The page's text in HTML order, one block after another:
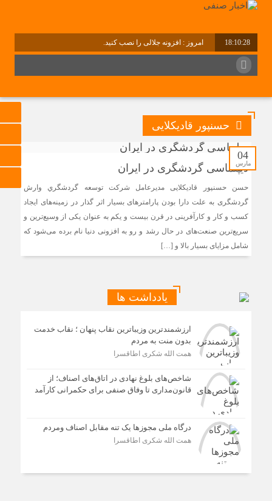
18:10:29 امروز : افزونه جلالی را نصب کنید.
حسنپور قادیکلایی
04
مارس
دیپلماسی گردشگری در ایران
حسن حسنپور قادیکلایی مديرعامل شركت توسعه گردشگري وارش
گردشگری به علت دارا بودن پارامترهای بسیار اثر گذار در زمینه‌های ایجاد
کسب و کار و کارآفرینی در قرن بیست و یکم به عنوان یکی از وسیع‌ترین و
سریع‌ترین صنعت‌های در حال رشد و رو به افزونی دنیا نام برده می‌شود که
شامل مزایای بسیار بالا و […]
یادداشت ها
ارزشمندترین وزیباترین نقاب پنهان ؛ نقاب خدمت
بدون منت به مردم
همت الله شکری اطاقسرا
شاخص‌های بلوغ نهادی در اتاق‌های اصناف؛ از
قانون‌مداری تا وفاق صنفی برای حکمرانی کارآمد
درگاه ملی مجوزها یک تنه مقابل اصناف ومردم
همت الله شکری اطاقسرا